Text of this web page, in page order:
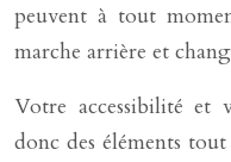
peuvent à tout
marche arrière et
Votre accessibilité et
donc des éléments